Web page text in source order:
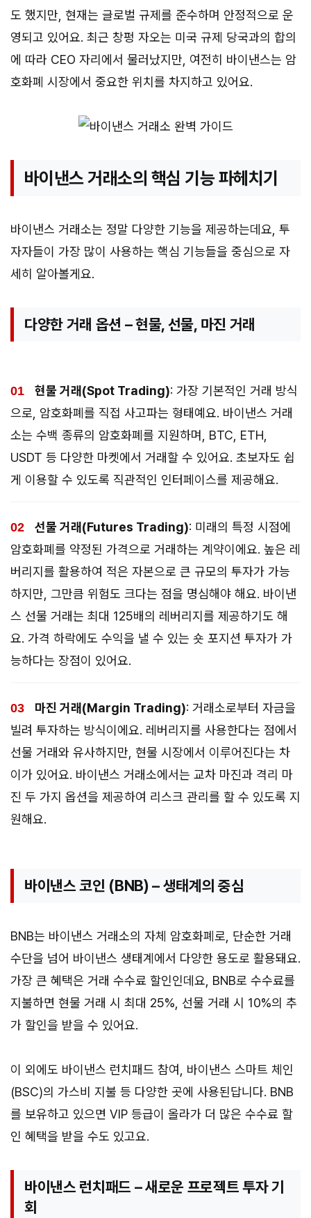
도 했지만, 현재는 글로벌 규제를 준수하며 안정적으로 운
영되고 있어요. 최근 창펑 자오는 미국 규제 당국과의 합의
에 따라 CEO 자리에서 물러났지만, 여전히 바이낸스는 암
호화폐 시장에서 중요한 위치를 차지하고 있어요.
바이낸스 거래소의 핵심 기능 파헤치기
바이낸스 거래소는 정말 다양한 기능을 제공하는데요, 투
자자들이 가장 많이 사용하는 핵심 기능들을 중심으로 자
세히 알아볼게요.
다양한 거래 옵션 – 현물, 선물, 마진 거래
현물 거래(Spot Trading): 가장 기본적인 거래 방식
으로, 암호화폐를 직접 사고파는 형태예요. 바이낸스 거래
소는 수백 종류의 암호화폐를 지원하며, BTC, ETH,
USDT 등 다양한 마켓에서 거래할 수 있어요. 초보자도 쉽
게 이용할 수 있도록 직관적인 인터페이스를 제공해요.
선물 거래(Futures Trading): 미래의 특정 시점에
암호화폐를 약정된 가격으로 거래하는 계약이에요. 높은 레
버리지를 활용하여 적은 자본으로 큰 규모의 투자가 가능
하지만, 그만큼 위험도 크다는 점을 명심해야 해요. 바이낸
스 선물 거래는 최대 125배의 레버리지를 제공하기도 해
요. 가격 하락에도 수익을 낼 수 있는 숏 포지션 투자가 가
능하다는 장점이 있어요.
마진 거래(Margin Trading): 거래소로부터 자금을
빌려 투자하는 방식이에요. 레버리지를 사용한다는 점에서
선물 거래와 유사하지만, 현물 시장에서 이루어진다는 차
이가 있어요. 바이낸스 거래소에서는 교차 마진과 격리 마
진 두 가지 옵션을 제공하여 리스크 관리를 할 수 있도록 지
원해요.
바이낸스 코인 (BNB) – 생태계의 중심
BNB는 바이낸스 거래소의 자체 암호화폐로, 단순한 거래
수단을 넘어 바이낸스 생태계에서 다양한 용도로 활용돼요.
가장 큰 혜택은 거래 수수료 할인인데요, BNB로 수수료를
지불하면 현물 거래 시 최대 25%, 선물 거래 시 10%의 추
가 할인을 받을 수 있어요.
이 외에도 바이낸스 런치패드 참여, 바이낸스 스마트 체인
(BSC)의 가스비 지불 등 다양한 곳에 사용된답니다. BNB
를 보유하고 있으면 VIP 등급이 올라가 더 많은 수수료 할
인 혜택을 받을 수도 있고요.
바이낸스 런치패드 – 새로운 프로젝트 투자 기
회